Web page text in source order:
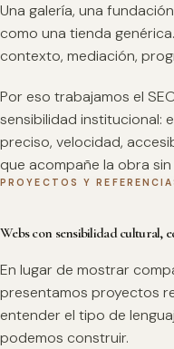
Una galería, una
como una tienda
contexto, mediación,
Por eso trabajamos el
sensibilidad institucional:
preciso, velocidad,
que acompañe la obra
PROYECTOS Y
Webs con sensibilidad cultural,
En lugar de mostrar
presentamos proyectos
entender el tipo de
podemos construir.